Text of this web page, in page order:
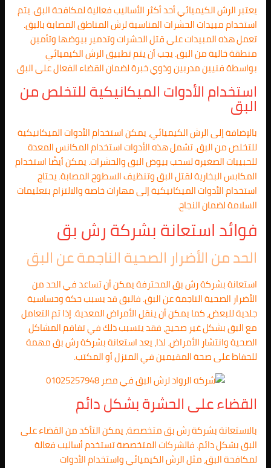
يعتبر الرش الكيميائي أحد أكثر الأساليب فعالية لمكافحة البق. يتم
استخدام مبيدات الحشرات المناسبة لرش المناطق المصابة بالبق.
تعمل هذه المبيدات على قتل الحشرات وتدمير بيوضها وتأمين
منطقة خالية من البق. يجب أن يتم تطبيق الرش الكيميائي
بواسطة فنيين مدربين وذوي خبرة لضمان القضاء الفعال على البق.
استخدام الأدوات الميكانيكية للتخلص من
البق
بالإضافة إلى الرش الكيميائي، يمكن استخدام الأدوات الميكانيكية
للتخلص من البق. تشمل هذه الأدوات استخدام المكانس المعدة
للحبيبات الصغيرة لسحب بيوض البق والحشرات. يمكن أيضًا استخدام
المكابس البخارية لقتل البق وتنظيف السطوح المصابة. يحتاج
استخدام الأدوات الميكانيكية إلى مهارات خاصة والالتزام بتعليمات
السلامة لضمان النجاح.
فوائد استعانة بشركة رش بق
الحد من الأضرار الصحية الناجمة عن البق
استعانة بشركة رش بق المحترفة يمكن أن تساعد في الحد من
الأضرار الصحية الناجمة عن البق. فالبق قد يسبب حكة وحساسية
جلدية للبعض، كما يمكن أن ينقل الأمراض المعدية. إذا تم التعامل
مع البق بشكل غير صحيح، فقد يتسبب ذلك في تفاقم المشاكل
الصحية وانتشار الأمراض. لذا، يعد استعانة بشركة رش بق مهمة
للحفاظ على صحة المقيمين في المنزل أو المكتب.
القضاء على الحشرة بشكل دائم
بالاستعانة بشركة رش بق متخصصة، يمكن التأكد من القضاء على
البق بشكل دائم. فالشركات المتخصصة تستخدم أساليب فعالة
لمكافحة البق، مثل الرش الكيميائي واستخدام الأدوات